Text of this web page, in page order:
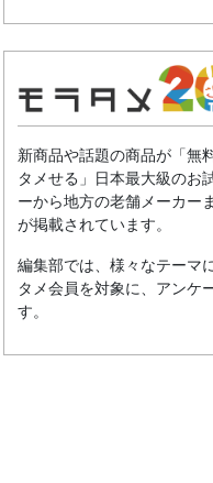
新商品や話題の商品が「無
タメせる」日本最大級のお
ーから地方の老舗メーカー
が掲載されています。
編集部では、様々なテーマ
タメ会員を対象に、アンケ
す。